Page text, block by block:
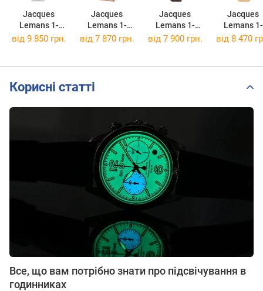
Jacques
Lemans 1-
1654I
Jacques
Lemans 1-
2025J
Jacques
Lemans 1-
2035E
Jacques
Lemans 1-
2110M
від 9 850 грн. від 7 870 грн. від 7 900 грн. від 8 470
Корисні статті
Все, що вам потрібно знати про підсвічування в
годинниках